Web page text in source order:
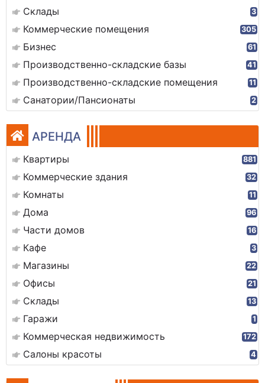
Склады 3
Коммерческие помещения 305
Бизнес 61
Производственно-складские базы 41
Производственно-складские помещения 11
Санатории/Пансионаты 2
АРЕНДА
Квартиры 881
Коммерческие здания 32
Комнаты 11
Дома 96
Части домов 16
Кафе 3
Магазины 22
Офисы 21
Склады 13
Гаражи 1
Коммерческая недвижимость 172
Салоны красоты 4